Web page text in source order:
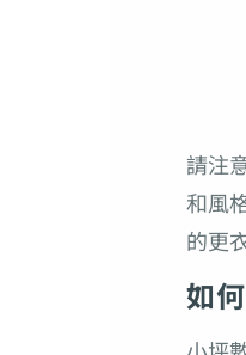
請注
和風
的更
如